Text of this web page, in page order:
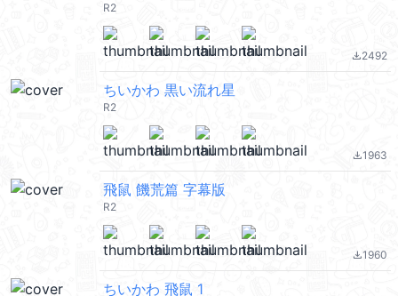
R2
file_download2492
ちいかわ 黒い流れ星
R2
file_download1963
飛鼠 饑荒篇 字幕版
R2
file_download1960
ちいかわ 飛鼠 1